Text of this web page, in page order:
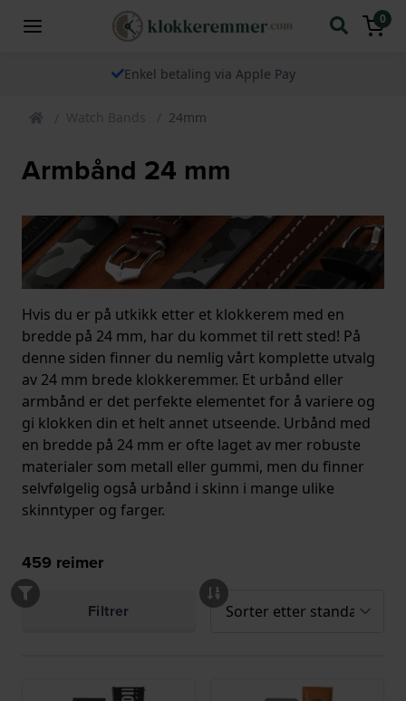
0
Enkel betaling via Apple Pay
Watch Bands 24mm
Armbånd 24 mm
Hvis du er på utkikk etter et klokkerem med en
bredde på 24 mm, har du kommet til rett sted! På
denne siden finner du nemlig vårt komplette utvalg
av 24 mm brede klokkeremmer. Et urbånd eller
armbånd er det perfekte elementet for å variere og
gi klokken din et helt annet utseende. Urbånd med
en bredde på 24 mm er ofte laget av mer robuste
materialer som metall eller gummi, men du finner
selvfølgelig også urbånd i skinn i mange ulike
skinntyper og farger.
459 reimer
Filtrer